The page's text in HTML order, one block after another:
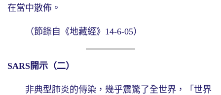
在當中散佈。
（節錄自《地藏經》14-6-05）
SARS開示（二）
非典型肺炎的傳染，幾乎震驚了全世界，「世界